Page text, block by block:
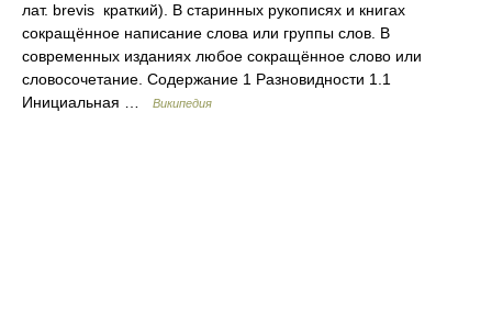
лат. brevis краткий). В старинных рукописях и книгах
сокращённое написание слова или группы слов. В
современных изданиях любое сокращённое слово или
словосочетание. Содержание 1 Разновидности 1.1
Инициальная …
Википедия